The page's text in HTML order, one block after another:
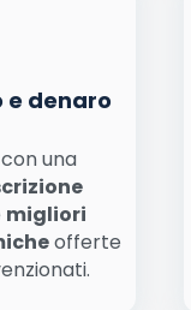
e denaro
una
migliori
offerte